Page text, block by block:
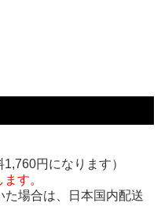
円になります）
す。
た場合は、日本国内配送